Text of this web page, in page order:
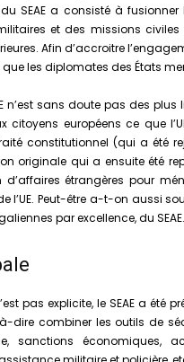
SEAE a consisté à
et des missions
Afin d’accroitre
les diplomates des États
n’est sans doute pas des
citoyens européens ce que
constitutionnel (qui a été
originale qui a ensuite été
d’affaires étrangères pour
l’UE. Peut-être a-t-on aussi
par excellence, du SEAE.
pas explicite, le SEAE a
dire combiner les outils de
sanctions économiques,